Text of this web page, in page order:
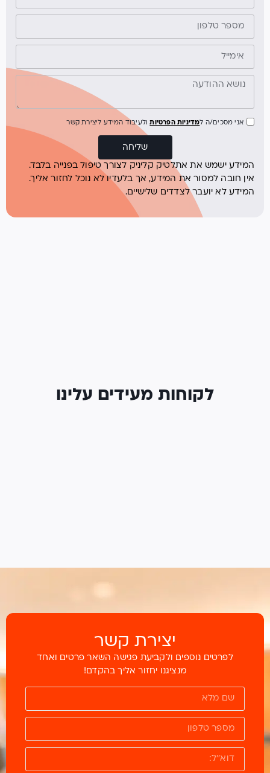
אני מסכים/ה למדיניות הפרטיותולעיבוד המידע ליצירת קשר
שליחה
המידע ישמש את אתלטיק קליניק לצורך טיפול בפנייה בלבד.
אין חובה למסור את המידע, אך בלעדיו לא נוכל לחזור אליך.
המידע לא יועבר לצדדים שלישיים.
לקוחות מעידים עלינו
יצירת קשר
לפרטים נוספים ולקביעת פגישה השאר פרטים ואחד
מנציגנו יחזור אליך בהקדם!